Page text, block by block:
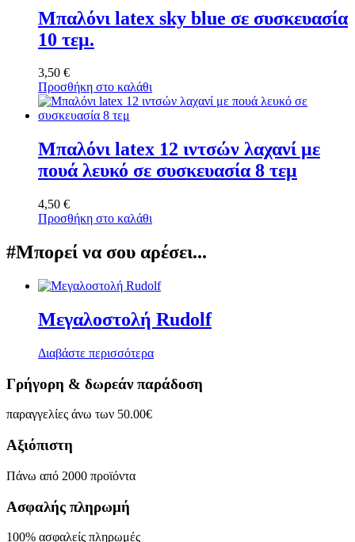
Μπαλόνι latex sky blue σε συσκευασία
10 τεμ.
3,50 €
Προσθήκη στο καλάθι
Μπαλόνι latex 12 ιντσών λαχανί με
πουά λευκό σε συσκευασία 8 τεμ
4,50 €
Προσθήκη στο καλάθι
#Μπορεί να σου αρέσει...
Μεγαλοστολή Rudolf
Διαβάστε περισσότερα
Γρήγορη & δωρεάν παράδοση
παραγγελίες άνω των 50.00€
Αξιόπιστη
Πάνω από 2000 προϊόντα
Ασφαλής πληρωμή
100% ασφαλείς πληρωμές